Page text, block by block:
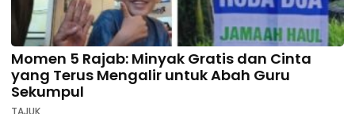
Momen 5 Rajab: Minyak Gratis dan Cinta
yang Terus Mengalir untuk Abah Guru
Sekumpul
TAJUK